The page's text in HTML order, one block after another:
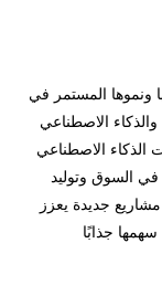
ونموها المستمر في
الاصطناعي
الذكاء الاصطناعي
في السوق وتوليد
جديدة يعزز
جذابًا